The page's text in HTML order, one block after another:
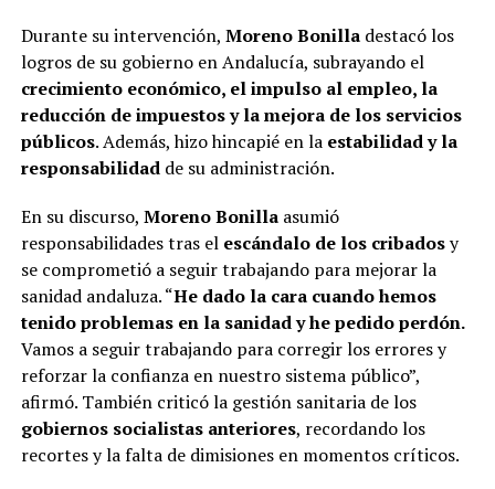
Durante su intervención, Moreno Bonilladestacó los
logros de su gobierno en Andalucía, subrayando el
crecimiento económico, el impulso al empleo, la
reducción de impuestos y la mejora de los servicios
públicos. Además, hizo hincapié en la estabilidad y la
responsabilidadde su administración.
En su discurso, Moreno Bonillaasumió
responsabilidades tras el escándalo de los cribadosy
se comprometió a seguir trabajando para mejorar la
sanidad andaluza. “He dado la cara cuando hemos
tenido problemas en la sanidad y he pedido perdón.
Vamos a seguir trabajando para corregir los errores y
reforzar la confianza en nuestro sistema público”,
afirmó. También criticó la gestión sanitaria de los
gobiernos socialistas anteriores, recordando los
recortes y la falta de dimisiones en momentos críticos.